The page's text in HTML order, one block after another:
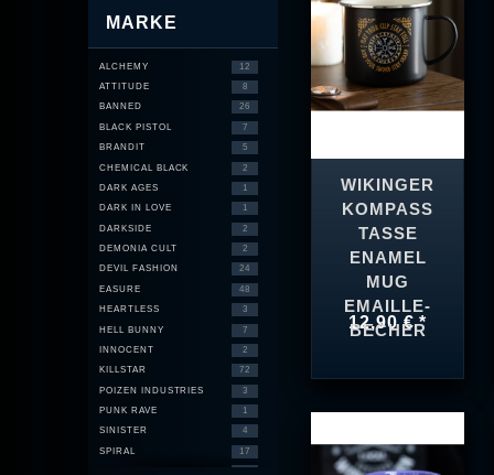
MARKE
ALCHEMY 12
ATTITUDE 8
BANNED 26
BLACK PISTOL 7
BRANDIT 5
CHEMICAL BLACK 2
DARK AGES 1
DARK IN LOVE 1
DARKSIDE 2
DEMONIA CULT 2
DEVIL FASHION 24
EASURE 48
HEARTLESS 3
HELL BUNNY 7
INNOCENT 2
KILLSTAR 72
POIZEN INDUSTRIES 3
PUNK RAVE 1
SINISTER 4
SPIRAL 17
WIKINGER
KOMPASS
TASSE
ENAMEL
MUG
EMAILLE-
BECHER
12,90 € *